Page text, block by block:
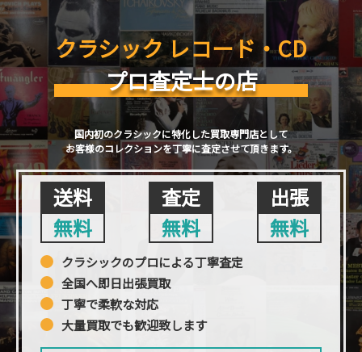
クラシック レコード・CD
プロ査定士の店
国内初のクラシックに特化した買取専門店として
お客様のコレクションを丁寧に査定させて頂きます。
送料
無料
査定
無料
出張
無料
クラシックのプロによる丁寧査定
全国へ即日出張買取
丁寧で柔軟な対応
大量買取でも歓迎致します